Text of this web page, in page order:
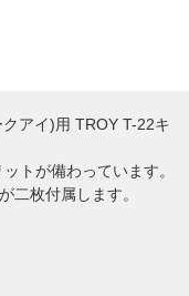
アイ)用 TROY T-22キ
トが備わっています。
二枚付属します。